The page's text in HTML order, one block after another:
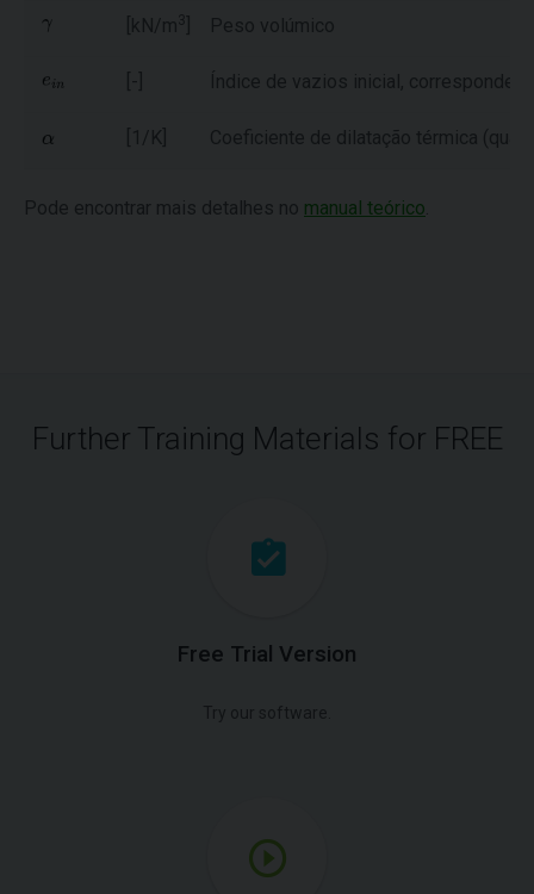
[kN/m 3 Peso volúmico
[-] Índice de vazios inicial,
[1/K] Coeficiente de dilatação térmica
Pode encontrar mais detalhes no manual teórico
Further Training Materials for FREE
Free Trial Version
Try our software.